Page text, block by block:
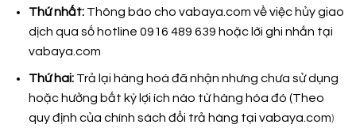
Thứ nhất:Thông báo cho vabaya.com về việc hủy giao
dịch qua số hotline 0916 489 639 hoặc lời ghi nhắn tại
vabaya.com
Thứ hai:Trả lại hàng hoá đã nhận nhưng chưa sử dụng
hoặc hưởng bất kỳ lợi ích nào từ hàng hóa đó (Theo
quy định của chính sách đổi trả hàng tại vabaya.com)